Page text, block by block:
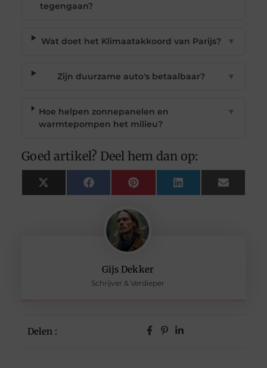
Gijs Dekker
Schrijver & Verdieper
Delen :
tegengaan?
Wat doet het Klimaatakkoord van Parijs? ▼
Zijn duurzame auto's betaalbaar? ▼
Hoe helpen zonnepanelen en
warmtepompen het milieu?
▼
Goed artikel? Deel hem dan op:
X
(Twitter)
FacebookPinterest LinkedIn Email